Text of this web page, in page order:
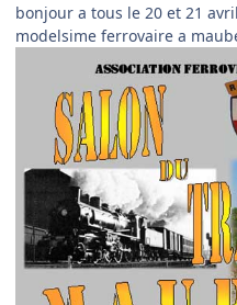
bonjour a tous le 20 et 21
modelsime ferrovaire a